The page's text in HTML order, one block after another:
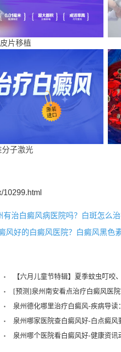
片移植
分子激光
治白癜风病医院吗？白斑怎么
风好的白癜风医院？白癜风黑色